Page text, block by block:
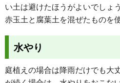
い土は避けたほうがよいでしょ
赤玉土と腐葉土を混ぜたものを
水やり
庭植えの場合は降雨だけでも大